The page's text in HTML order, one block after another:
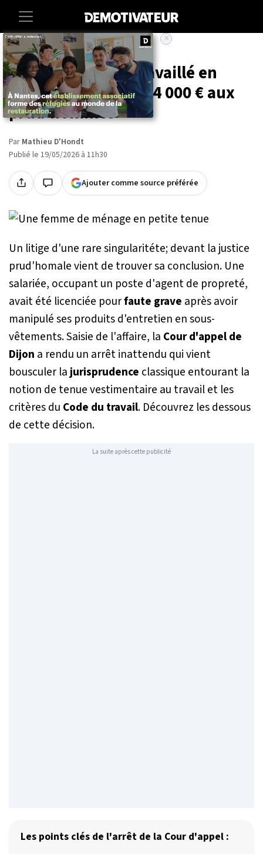
Accueil Societe
Virée pour avoir travaillé en
string, elle obtient 4 000 € aux
prud'hommes
Par Mathieu D'Hondt
Publié le 19/05/2026 à 11h30
Ajouter comme source préférée
Un litige d'une rare singularitéte; devant la justice
prud'homale vient de trouver sa conclusion. Une
salariée, occupant un poste d'agent de propreté,
avait été licenciée pourfaute grave après avoir
manipulé ses produits d'entretien en sous-
vêtements. Saisie de l'affaire, la Cour d'appel de
Dijon a rendu un arrêt inattendu qui vient
bousculer lajurisprudence classique entourant la
notion de tenue vestimentaire au travail et les
critères du Code du travail. Découvrez les dessous
de cette décision.
La suite après cette publicité
Les points clés de l'arrêt de la Cour d'appel :
×